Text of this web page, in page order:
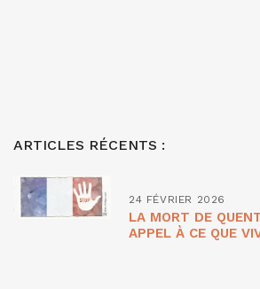
ARTICLES RÉCENTS :
24 FÉVRIER 2026
LA MORT DE
APPEL À CE QUE